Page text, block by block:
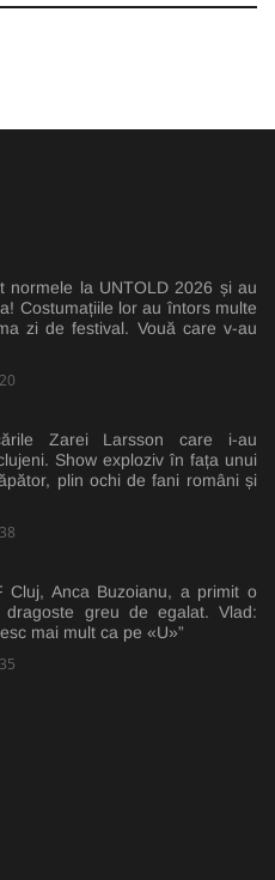
normele la UNTOLD 2026 și au
Costumațiile lor au întors multe
zi de festival. Vouă care v-au
Zarei Larsson care i-au
Show exploziv în fața unui
plin ochi de fani români și
Cluj, Anca Buzoianu, a primit o
dragoste greu de egalat. Vlad:
mai mult ca pe «U»”